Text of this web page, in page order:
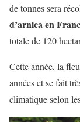
de tonnes sera
d’arnica en
totale de 120
Cette année, la
années et se fait
climatique selon